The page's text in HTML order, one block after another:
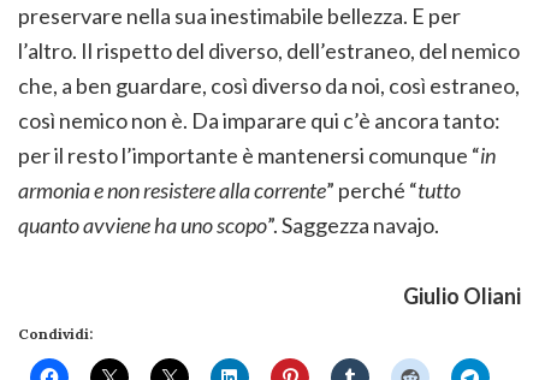
preservare nella sua inestimabile bellezza. E per
l’altro. Il rispetto del diverso, dell’estraneo, del nemico
che, a ben guardare, così diverso da noi, così estraneo,
così nemico non è. Da imparare qui c’è ancora tanto:
per il resto l’importante è mantenersi comunque “in
armonia e non resistere alla corrente” perché “tutto
quanto avviene ha uno scopo”. Saggezza navajo.
Giulio Oliani
Condividi: